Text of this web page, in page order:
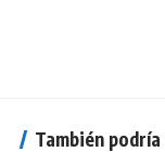
También